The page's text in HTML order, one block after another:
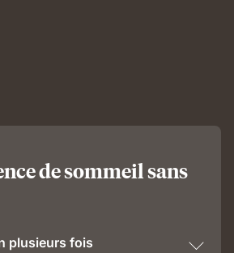
de sommeil sans
plusieurs fois